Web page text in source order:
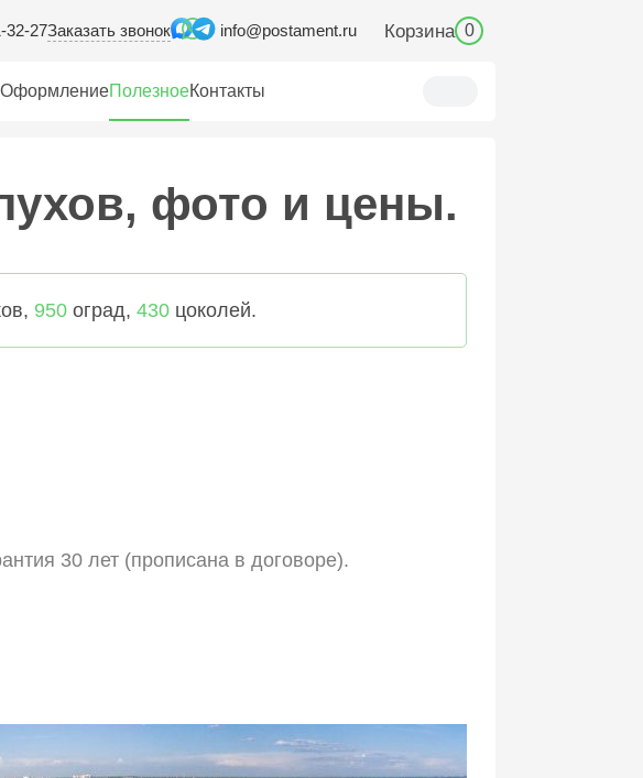
32-27Заказать звонок info@postament.ru Корзина 0
ОформлениеПолезноеКонтакты
фото и цены.
950 оград, 430 цоколей.
30 лет (прописана в договоре).